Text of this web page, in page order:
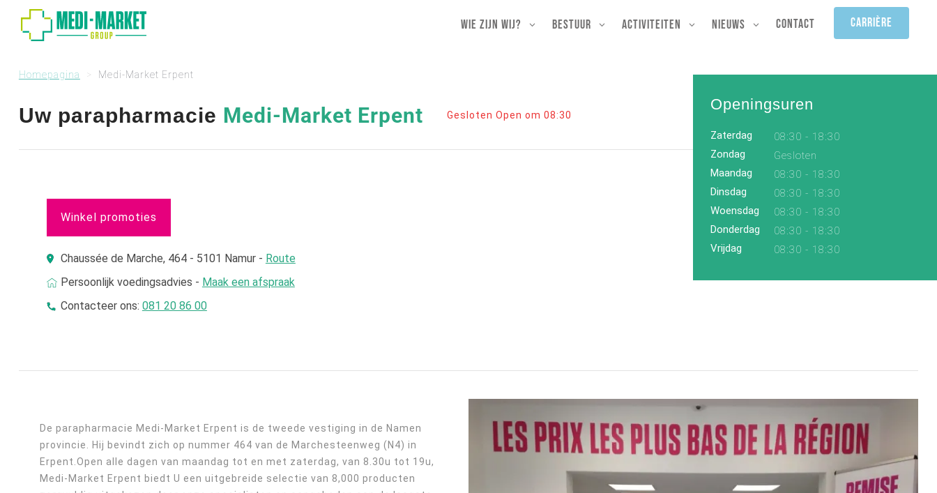
Wie zijn wij? Bestuur Activiteiten Nieuws Contact Carrière
Homepagina Medi-Market Erpent
Uw parapharmacie Medi-Market Erpent Gesloten Open om 08:30
Winkel promoties
Chaussée de Marche, 464 - 5101 Namur - Route
Persoonlijk voedingsadvies - Maak een afspraak
Contacteer ons: 081 20 86 00
Openingsuren
Zaterdag
08:30 - 18:30
Zondag
Gesloten
Maandag
08:30 - 18:30
Dinsdag
08:30 - 18:30
Woensdag
08:30 - 18:30
Donderdag
08:30 - 18:30
Vrijdag
08:30 - 18:30
De parapharmacie Medi-Market Erpent is de tweede vestiging in de Namen
provincie. Hij bevindt zich op nummer 464 van de Marchesteenweg (N4) in
Erpent.Open alle dagen van maandag tot en met zaterdag, van 8.30u tot 19u,
Medi-Market Erpent biedt U een uitgebreide selectie van 8,000 producten